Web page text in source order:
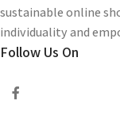
sustainable online
individuality and
Follow Us On